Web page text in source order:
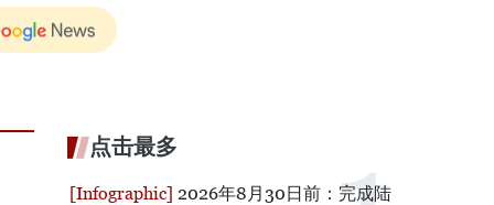
点击最多
2026年8月30日前：完成陆